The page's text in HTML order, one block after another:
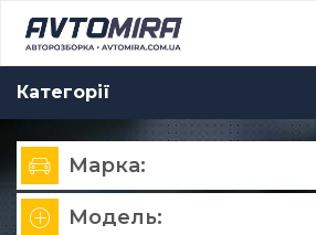
Категорії
Марка:
Модель: